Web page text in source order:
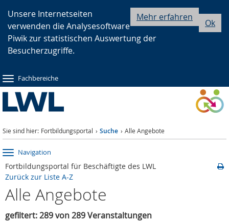
Hauptnavigation
Seitennavigation
Inhalt
Ok
Mehr erfahren
Unsere Internetseiten
verwenden die Analysesoftware
Piwik zur statistischen Auswertung der
Besucherzugriffe.
Fachbereiche
Sie sind hier: Fortbildungsportal Suche Alle Angebote
Navigation
Fortbildungsportal für Beschäftigte des LWL
Zurück zur Liste A-Z
Alle Angebote
gefiltert: 289 von 289 Veranstaltungen